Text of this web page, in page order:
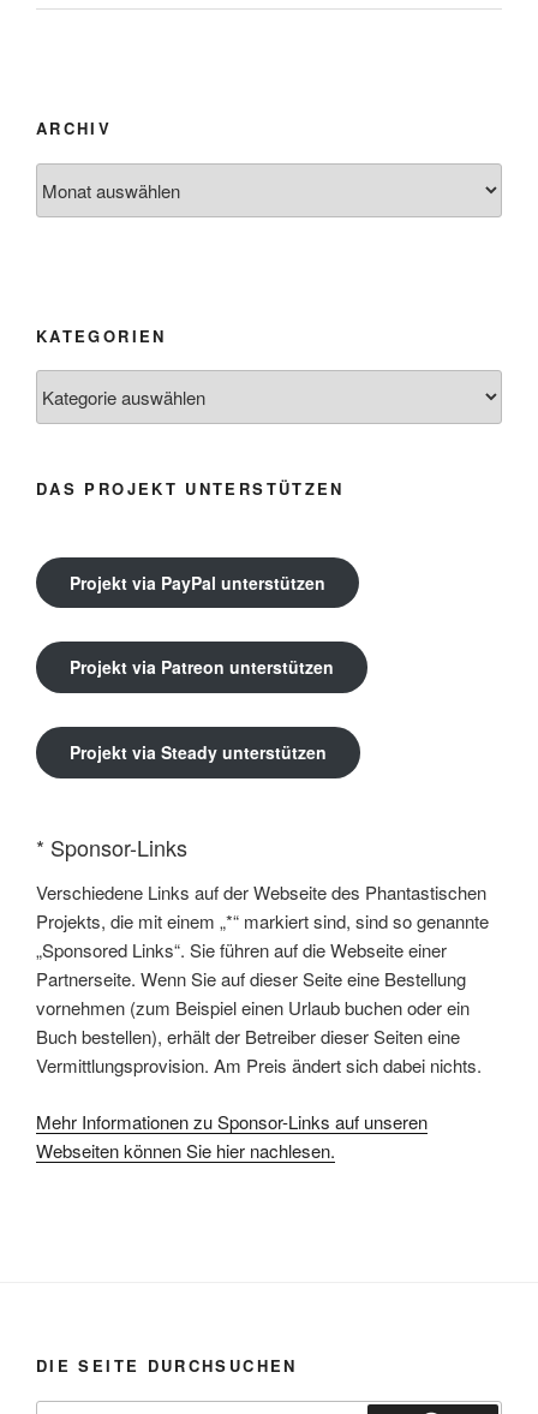
ARCHIV
KATEGORIEN
DAS PROJEKT UNTERSTÜTZEN
Projekt via PayPal unterstützen
Projekt via Patreon unterstützen
Projekt via Steady unterstützen
* Sponsor-Links
Verschiedene Links auf der Webseite des Phantastischen
Projekts, die mit einem „*“ markiert sind, sind so genannte
„Sponsored Links“. Sie führen auf die Webseite einer
Partnerseite. Wenn Sie auf dieser Seite eine Bestellung
vornehmen (zum Beispiel einen Urlaub buchen oder ein
Buch bestellen), erhält der Betreiber dieser Seiten eine
Vermittlungsprovision. Am Preis ändert sich dabei nichts.
Mehr Informationen zu Sponsor-Links auf unseren
Webseiten können Sie hier nachlesen.
DIE SEITE DURCHSUCHEN